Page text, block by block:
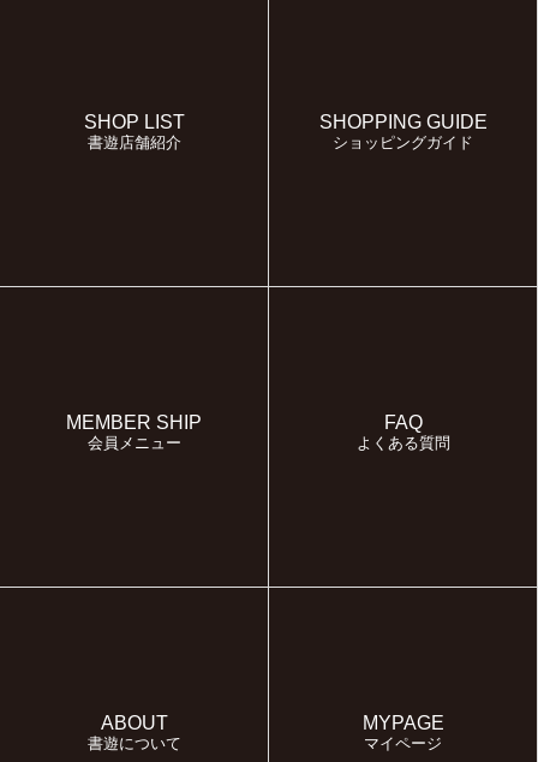
SHOP LIST
書遊店舗紹介
SHOPPING GUIDE
ショッピングガイド
MEMBER SHIP
会員メニュー
FAQ
よくある質問
ABOUT
書遊について
MYPAGE
マイページ